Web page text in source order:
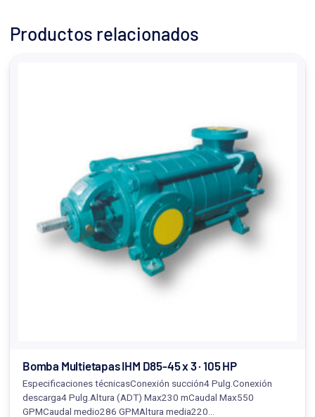
Productos relacionados
Bomba Multietapas IHM D85-45 x 3 · 105 HP
Especificaciones técnicasConexión succión4 Pulg.Conexión
descarga4 Pulg.Altura (ADT) Max230 mCaudal Max550
GPMCaudal medio286 GPMAltura media220…